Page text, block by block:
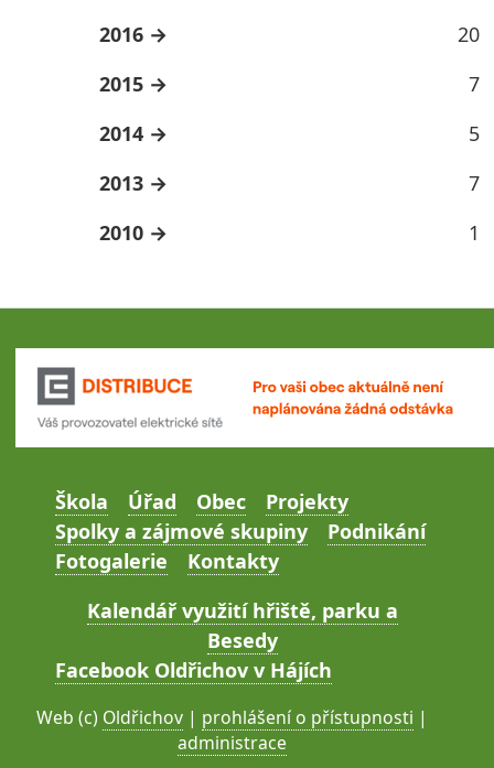
2016
20
2015
7
2014
5
2013
7
2010
1
Škola Úřad Obec
Projekty
Spolky a zájmové skupiny
Podnikání
Fotogalerie
Kontakty
Kalendář využití hřiště, parku a
Besedy
Facebook Oldřichov v Hájích
Web (c) Oldřichov | prohlášení o přístupnosti |
administrace